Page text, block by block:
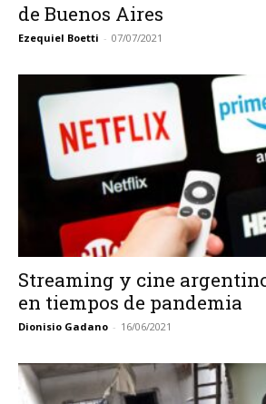
de Buenos Aires
Ezequiel Boetti - 07/07/2021
Streaming y cine
en tiempos de pandemia
Dionisio Gadano - 16/06/2021